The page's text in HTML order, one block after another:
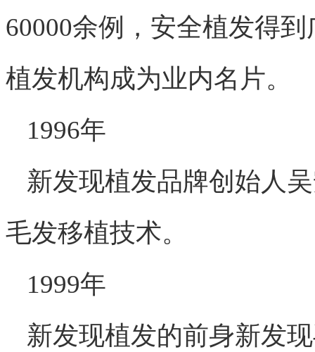
60000余例，安全植发得
植发机构成为业内名片。
1996年
新发现植发品牌创始人
毛发移植技术。
1999年
新发现植发的前身新发